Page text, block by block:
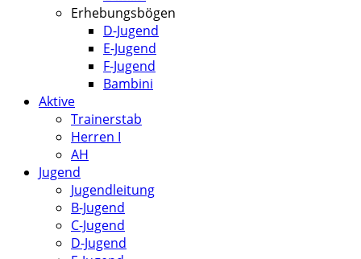
Erhebungsbögen
D-Jugend
E-Jugend
F-Jugend
Bambini
Aktive
Trainerstab
Herren I
AH
Jugend
Jugendleitung
B-Jugend
C-Jugend
D-Jugend